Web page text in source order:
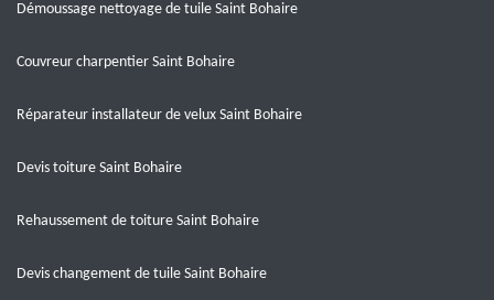
Démoussage nettoyage de tuile Saint Bohaire
Couvreur charpentier Saint Bohaire
Réparateur installateur de velux Saint Bohaire
Devis toiture Saint Bohaire
Rehaussement de toiture Saint Bohaire
Devis changement de tuile Saint Bohaire